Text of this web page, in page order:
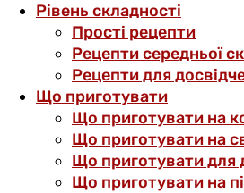
Рівень складності
Прості рецепти
Рецепти середньої
Рецепти для
Що приготувати
Що приготувати на
Що приготувати на
Що приготувати для
Що приготувати на